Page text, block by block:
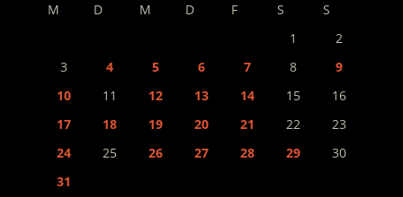
M D M D F S
S
1
2
3
4 5 6 7 8
9
10
11 12 13 14 15
16
17
18 19 20 21 22
23
24
25 26 27 28 29
30
31